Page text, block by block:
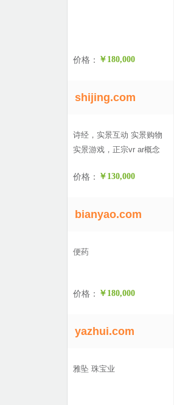
价格： ￥180,000
shijing.com
诗经，实景互动 实景购物
实景游戏，正宗vr ar概念
价格： ￥130,000
bianyao.com
便药
价格： ￥180,000
yazhui.com
雅坠 珠宝业